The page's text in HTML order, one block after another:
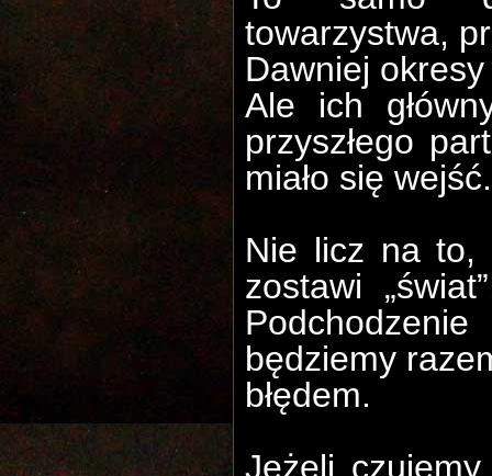
towarzystwa,
Dawniej
Ale ich
przyszłego
miało się wejść.
Nie licz na to,
zostawi
będziemy
błędem.
Jeżeli